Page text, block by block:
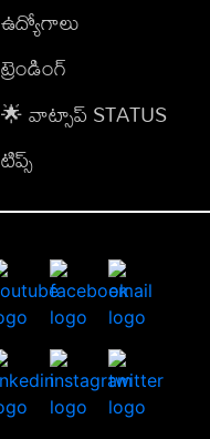
ఉద్యోగాలు
ట్రెండింగ్
🌟 వాట్సాప్ STATUS
టిప్స్